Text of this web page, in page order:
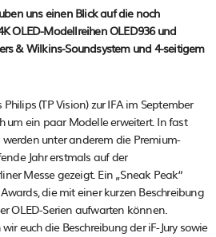
uns einen Blick auf die noch
OLED-Modellreihen OLED936 und
& Wilkins-Soundsystem und 4-seitigem
(TP Vision) zur IFA im September
um ein paar Modelle erweitert. In fast
unter anderem die Premium-
Jahr erstmals auf der
Messe gezeigt. Ein „Sneak Peak“
die mit einer kurzen Beschreibung
OLED-Serien aufwarten können.
euch die Beschreibung der iF-Jury sowie